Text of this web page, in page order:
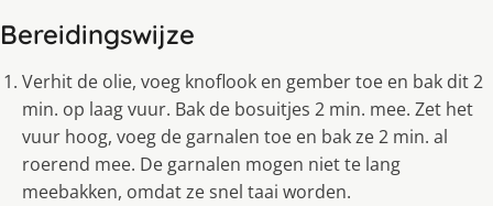
Bereidingswijze
Verhit de olie, voeg knoflook en gember toe en bak dit 2
min. op laag vuur. Bak de bosuitjes 2 min. mee. Zet het
vuur hoog, voeg de garnalen toe en bak ze 2 min. al
roerend mee. De garnalen mogen niet te lang
meebakken, omdat ze snel taai worden.